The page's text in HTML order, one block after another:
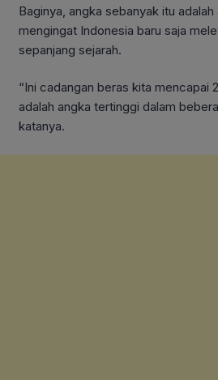
Baginya, angka sebanyak itu
mengingat Indonesia baru saja
sepanjang sejarah.
“Ini cadangan beras kita mencapai
adalah angka tertinggi dalam
katanya.